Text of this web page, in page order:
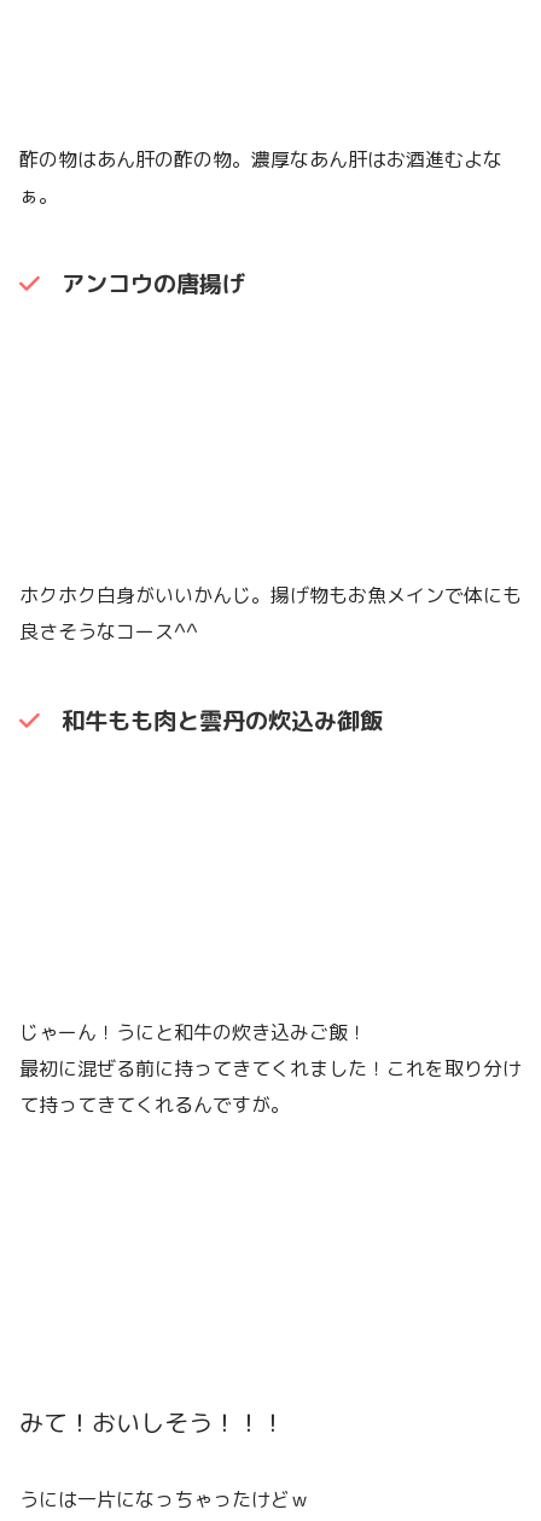
酢の物はあん肝の酢の物。濃厚なあん肝はお酒進むよな
ぁ。
アンコウの唐揚げ
ホクホク白身がいいかんじ。揚げ物もお魚メインで体にも
良さそうなコース^^
和牛もも肉と雲丹の炊込み御飯
じゃーん！うにと和牛の炊き込みご飯！
最初に混ぜる前に持ってきてくれました！これを取り分け
て持ってきてくれるんですが。
みて！おいしそう！！！
うには一片になっちゃったけどｗ